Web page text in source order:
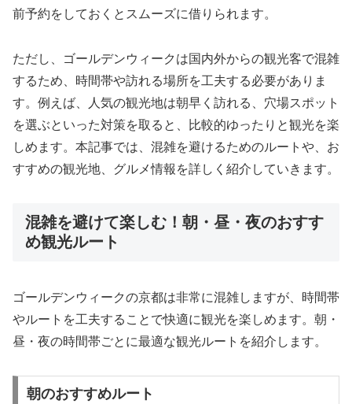
前予約をしておくとスムーズに借りられます。
ただし、ゴールデンウィークは国内外からの観光客で混雑
するため、時間帯や訪れる場所を工夫する必要がありま
す。例えば、人気の観光地は朝早く訪れる、穴場スポット
を選ぶといった対策を取ると、比較的ゆったりと観光を楽
しめます。本記事では、混雑を避けるためのルートや、お
すすめの観光地、グルメ情報を詳しく紹介していきます。
混雑を避けて楽しむ！朝・昼・夜のおすす
め観光ルート
ゴールデンウィークの京都は非常に混雑しますが、時間帯
やルートを工夫することで快適に観光を楽しめます。朝・
昼・夜の時間帯ごとに最適な観光ルートを紹介します。
朝のおすすめルート